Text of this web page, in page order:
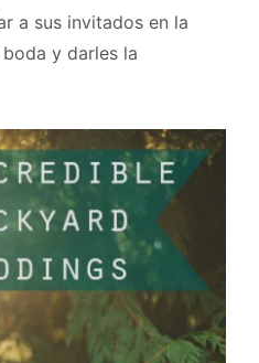
a sus invitados en la
y darles la